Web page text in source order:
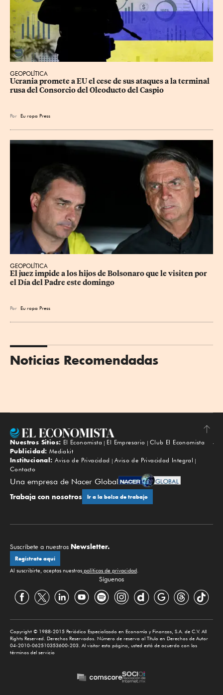
GEOPOLÍTICA
Ucrania promete a EU el cese de sus ataques a la terminal
rusa del Consorcio del Oleoducto del Caspio
Por Eu ropa Press
GEOPOLÍTICA
El juez impide a los hijos de Bolsonaro que le visiten por
el Día del Padre este domingo
Por Eu ropa Press
Noticias Recomendadas
Subir
Nuestros Sitios: El Economista El Empresario
Club El Economista
Publicidad: Mediakit
Institucional: Aviso de Privacidad
Aviso de Privacidad Integral
Contacto
Una empresa de Nacer Global
Trabaja con nosotros Ir a la bolsa de trabajo
Suscríbete a nuestros Newsletter.
Regístrate aquí
Al suscribirte, aceptas nuestras políticas de privacidad.
Síguenos
Copyright © 1988-2015 Periódico Especializado en Economía y Finanzas, S.A. de C.V. All
Rights Reserved. Derechos Reservados. Número de reserva al Título en Derechos de Autor
04-2010-062510353600-203. Al visitar esta página, usted está de acuerdo con los
términos del servicio